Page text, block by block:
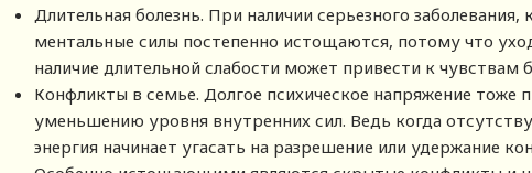
Длительная болезнь. При наличии серьезного
ментальные силы постепенно истощаются, потому что
наличие длительной слабости может привести к чувствам
Конфликты в семье. Долгое психическое напряжение тоже
уменьшению уровня внутренних сил. Ведь когда
энергия начинает угасать на разрешение или удержание